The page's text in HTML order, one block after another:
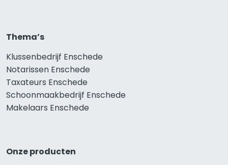
Thema’s
Klussenbedrijf Enschede
Notarissen Enschede
Taxateurs Enschede
Schoonmaakbedrijf Enschede
Makelaars Enschede
Onze producten